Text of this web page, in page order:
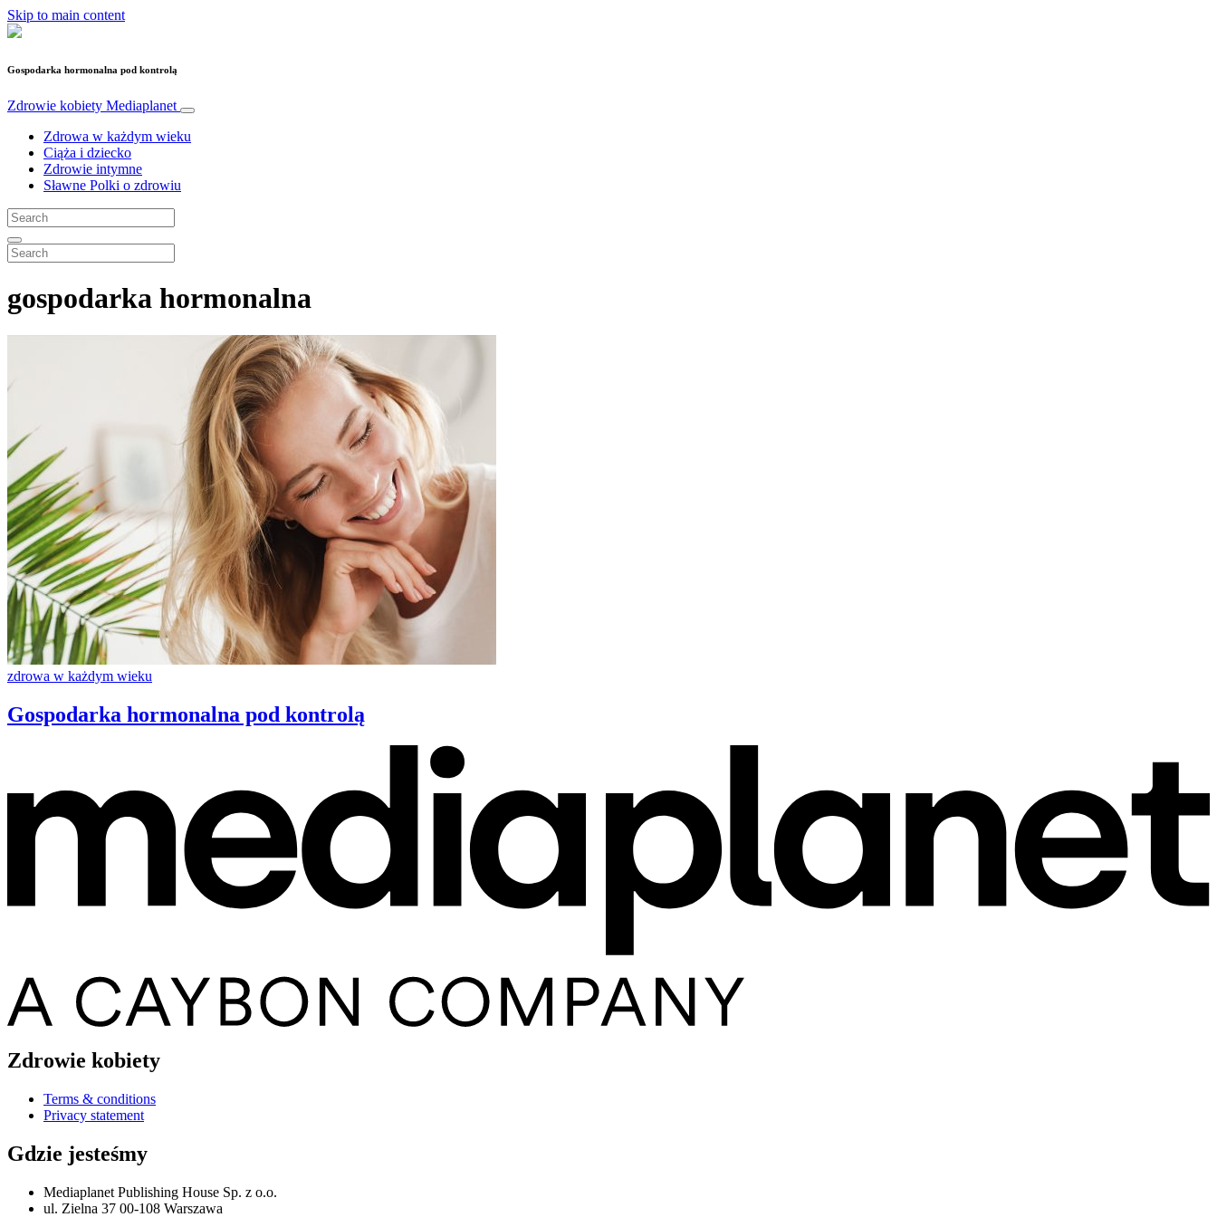
Skip to main content
Gospodarka hormonalna pod kontrolą
Zdrowie kobiety Mediaplanet
Zdrowa w każdym wieku
Ciąża i dziecko
Zdrowie intymne
Sławne Polki o zdrowiu
gospodarka hormonalna
zdrowa w każdym wieku
Gospodarka hormonalna pod kontrolą
Zdrowie kobiety
Terms & conditions
Privacy statement
Gdzie jesteśmy
Mediaplanet Publishing House Sp. z o.o.
ul. Zielna 37 00-108 Warszawa